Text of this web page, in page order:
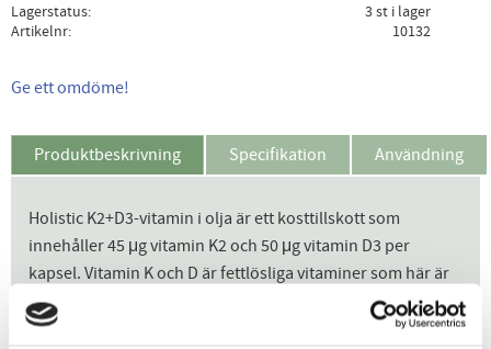
Lagerstatus
3 st i lager
Artikelnr
10132
Ge ett omdöme!
Produktbeskrivning Specifikation Användning
Holistic K2+D3-vitamin i olja är ett kosttillskott som
innehåller 45 μg vitamin K2 och 50 μg vitamin D3 per
kapsel. Vitamin K och D är fettlösliga vitaminer som här är
upplösta i ekologisk kokosolja.